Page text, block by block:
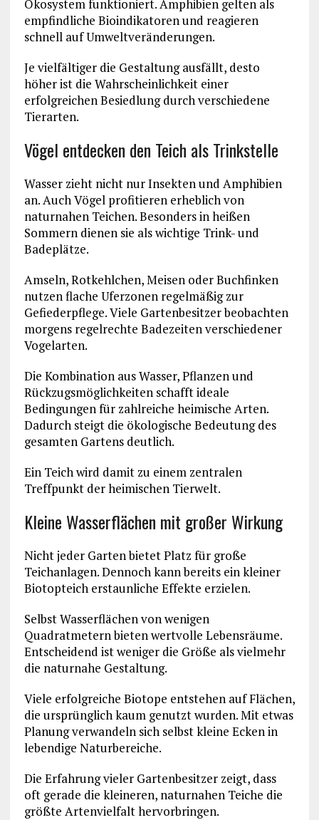
Ökosystem funktioniert. Amphibien gelten als
empfindliche Bioindikatoren und reagieren
schnell auf Umweltveränderungen.
Je vielfältiger die Gestaltung ausfällt, desto
höher ist die Wahrscheinlichkeit einer
erfolgreichen Besiedlung durch verschiedene
Tierarten.
Vögel entdecken den Teich als Trinkstelle
Wasser zieht nicht nur Insekten und Amphibien
an. Auch Vögel profitieren erheblich von
naturnahen Teichen. Besonders in heißen
Sommern dienen sie als wichtige Trink- und
Badeplätze.
Amseln, Rotkehlchen, Meisen oder Buchfinken
nutzen flache Uferzonen regelmäßig zur
Gefiederpflege. Viele Gartenbesitzer beobachten
morgens regelrechte Badezeiten verschiedener
Vogelarten.
Die Kombination aus Wasser, Pflanzen und
Rückzugsmöglichkeiten schafft ideale
Bedingungen für zahlreiche heimische Arten.
Dadurch steigt die ökologische Bedeutung des
gesamten Gartens deutlich.
Ein Teich wird damit zu einem zentralen
Treffpunkt der heimischen Tierwelt.
Kleine Wasserflächen mit großer Wirkung
Nicht jeder Garten bietet Platz für große
Teichanlagen. Dennoch kann bereits ein kleiner
Biotopteich erstaunliche Effekte erzielen.
Selbst Wasserflächen von wenigen
Quadratmetern bieten wertvolle Lebensräume.
Entscheidend ist weniger die Größe als vielmehr
die naturnahe Gestaltung.
Viele erfolgreiche Biotope entstehen auf Flächen,
die ursprünglich kaum genutzt wurden. Mit etwas
Planung verwandeln sich selbst kleine Ecken in
lebendige Naturbereiche.
Die Erfahrung vieler Gartenbesitzer zeigt, dass
oft gerade die kleineren, naturnahen Teiche die
größte Artenvielfalt hervorbringen.